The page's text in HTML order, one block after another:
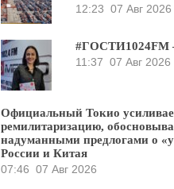
12:23 07 Авг 2026
#ГОСТИ1024FM
11:37 07 Авг 2026
Официальный Токио
ремилитаризацию,
надуманными предлогами о
России и Китая
07:46 07 Авг 2026